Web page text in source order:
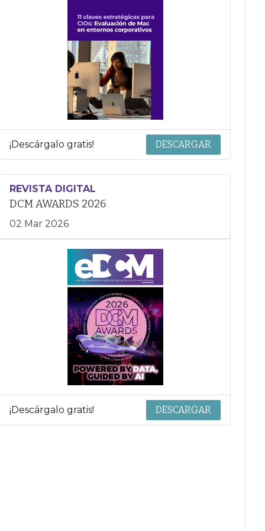
¡Descárgalo gratis! DESCARGAR
REVISTA DIGITAL
DCM AWARDS 2026
02 Mar 2026
¡Descárgalo gratis! DESCARGAR